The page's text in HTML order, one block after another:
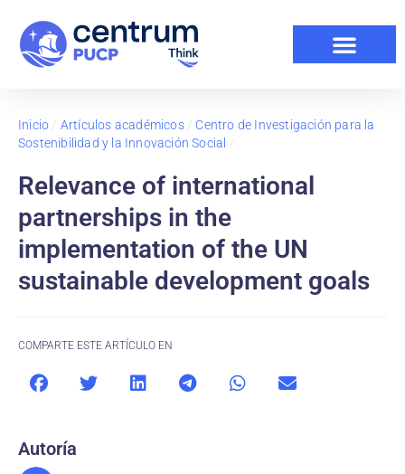
Inicio / Artículos académicos/ Centro de Investigación para la
Sostenibilidad y la Innovación Social /
Relevance of international
partnerships in the
implementation of the UN
sustainable development goals
COMPARTE ESTE ARTÍCULO EN
Autoría